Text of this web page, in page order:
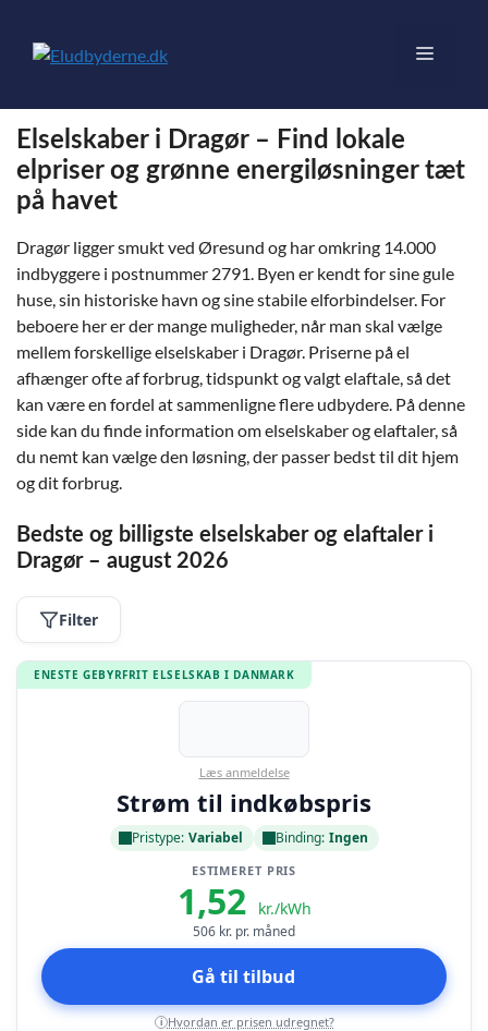
indhold
Menu
Elselskaber i Dragør – Find lokale
elpriser og grønne energiløsninger tæt
på havet
Dragør ligger smukt ved Øresund og har omkring 14.000
indbyggere i postnummer 2791. Byen er kendt for sine gule
huse, sin historiske havn og sine stabile elforbindelser. For
beboere her er der mange muligheder, når man skal vælge
mellem forskellige elselskaber i Dragør. Priserne på el
afhænger ofte af forbrug, tidspunkt og valgt elaftale, så det
kan være en fordel at sammenligne flere udbydere. På denne
side kan du finde information om elselskaber og elaftaler, så
du nemt kan vælge den løsning, der passer bedst til dit hjem
og dit forbrug.
Bedste og billigste elselskaber og elaftaler i
Dragør – august 2026
Filter
ENESTE GEBYRFRIT ELSELSKAB I DANMARK
Læs anmeldelse
Strøm til indkøbspris
Pristype: Variabel Binding: Ingen
ESTIMERET PRIS
1,52 kr./kWh
506 kr. pr. måned
Gå til tilbud
i Hvordan er prisen udregnet?